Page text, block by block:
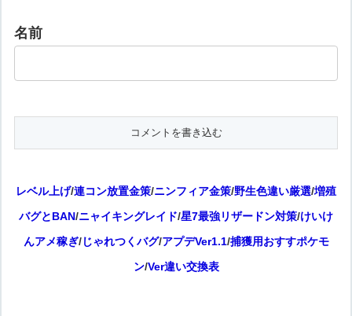
名前
レベル上げ/連コン放置金策/ニンフィア金策/野生色違い厳選/増殖
バグとBAN/ニャイキングレイド/星7最強リザードン対策/けいけ
んアメ稼ぎ/じゃれつくバグ/アプデVer1.1/捕獲用おすすポケモ
ン/Ver違い交換表